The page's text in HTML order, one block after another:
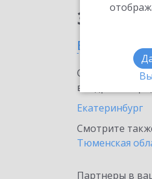
в
Ознакомьтесь
внедрение
Екатеринбург
Смотрите
Тюменская
Партнеры в